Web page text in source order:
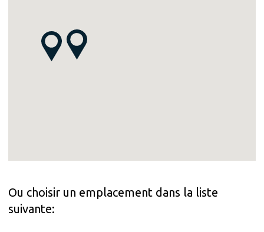
Ou choisir un emplacement dans la liste
suivante: